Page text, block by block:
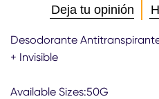
Deja tu opinión
Desodorante
+ Invisible
Available Sizes:50G